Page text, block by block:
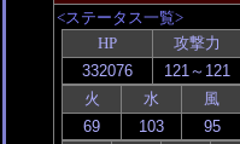
<ステータス一覧>
HP
攻撃力
火 水 風